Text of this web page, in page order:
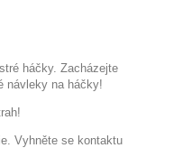
háčky. Zacházejte
návleky na háčky!
Vyhněte se kontaktu